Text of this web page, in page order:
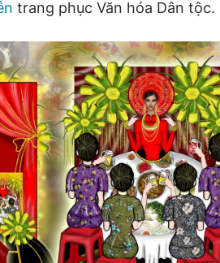
trang phục Văn hóa Dân tộc.